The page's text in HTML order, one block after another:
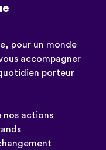
pour un monde
accompagner
porteur
nos actions